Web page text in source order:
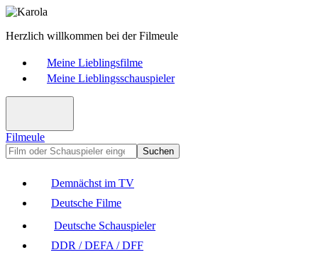
Herzlich willkommen bei der Filmeule
Meine Lieblingsfilme
Meine Lieblingsschauspieler
Filmeule
Suchen
Demnächst im TV
Deutsche Filme
Deutsche Schauspieler
DDR / DEFA / DFF